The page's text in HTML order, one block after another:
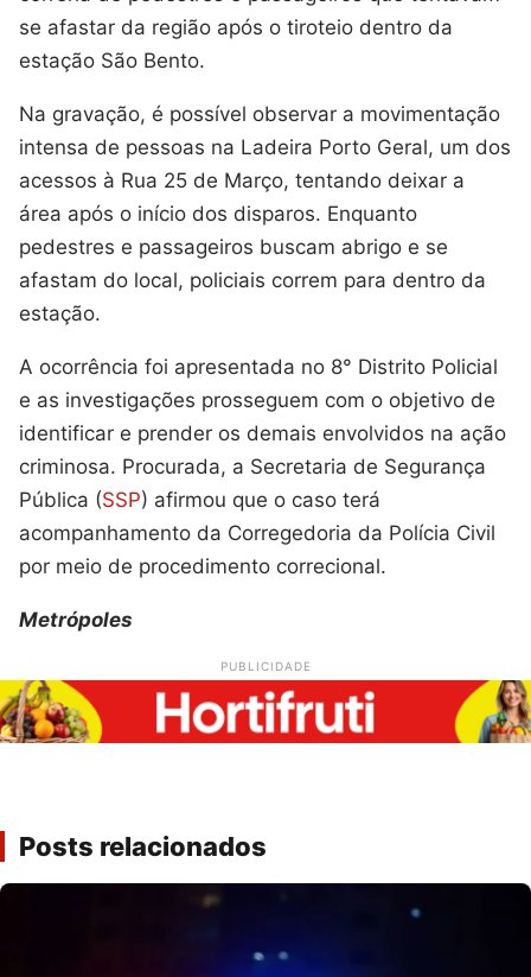
se afastar da região após o tiroteio dentro da
estação São Bento.
Na gravação, é possível observar a movimentação
intensa de pessoas na Ladeira Porto Geral, um dos
acessos à Rua 25 de Março, tentando deixar a
área após o início dos disparos. Enquanto
pedestres e passageiros buscam abrigo e se
afastam do local, policiais correm para dentro da
estação.
A ocorrência foi apresentada no 8° Distrito Policial
e as investigações prosseguem com o objetivo de
identificar e prender os demais envolvidos na ação
criminosa. Procurada, a Secretaria de Segurança
Pública (SSP) afirmou que o caso terá
acompanhamento da Corregedoria da Polícia Civil
por meio de procedimento correcional.
Metrópoles
PUBLICIDADE
Posts relacionados